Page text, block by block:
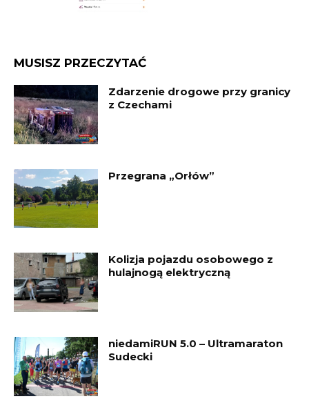
MUSISZ PRZECZYTAĆ
Zdarzenie drogowe przy granicy
z Czechami
Przegrana „Orłów”
Kolizja pojazdu osobowego z
hulajnogą elektryczną
niedamiRUN 5.0 – Ultramaraton
Sudecki